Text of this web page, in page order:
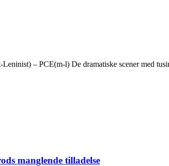
– PCE(m-l) De dramatiske scener med
manglende tilladelse